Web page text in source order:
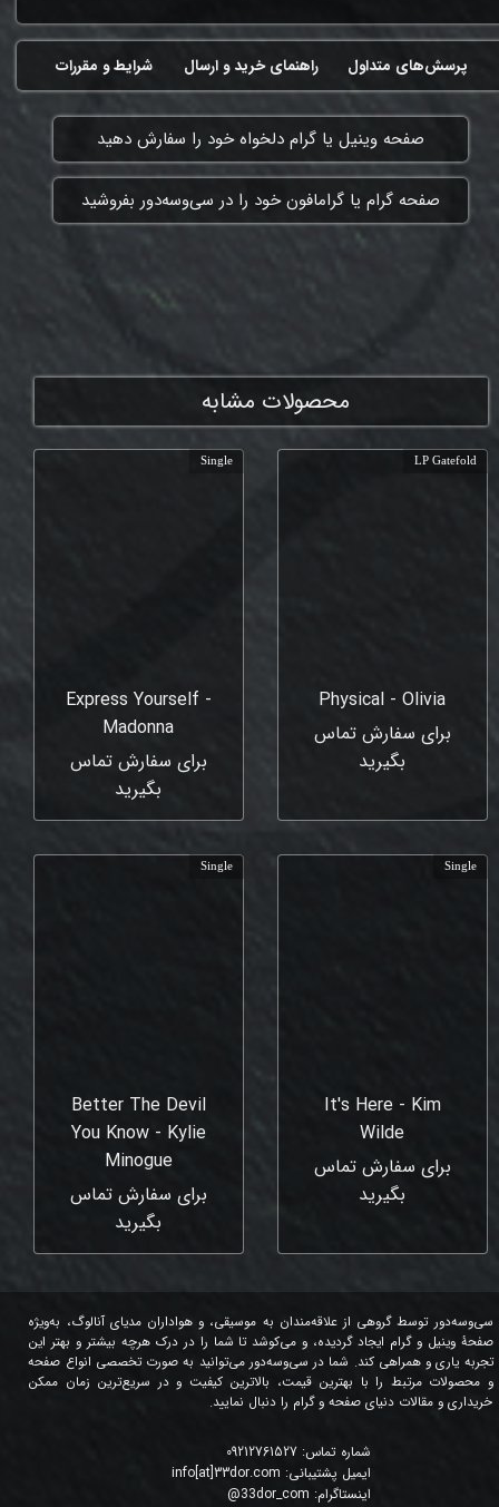
شرایط و مقررات راهنمای خرید و ارسال پرسش‌های متداول
​صفحه وینیل یا گرام دلخواه خود را سفارش دهید
​صفحه گرام یا گرامافون خود را در سی‌وسه‌دور بفروشید
محصولات مشابه
Physical - Olivia
برای سفارش تماس
بگیرید
LP Gatefold
Express Yourself -
Madonna
برای سفارش تماس
بگیرید
Single
It's Here - Kim
Wilde
برای سفارش تماس
بگیرید
Single
Better The Devil
You Know - Kylie
Minogue
برای سفارش تماس
بگیرید
Single
شماره تماس:
ایمیل پشتیبانی: info[at]33dor.com
اینستاگرام: 33dor_com
@
سی‌وسه‌دور توسط گروهی از علاقه‌مندان به موسیقی، و هواداران مدیای آنالوگ، به‌ویژه
صفحۀ وینیل و گرام ایجاد گردیده، و می‌کوشد تا شما را در درک هرچه بیشتر و بهتر این
تجربه یاری و همراهی کند. شما در سی‌وسه‌دور می‌توانید به صورت تخصصی انواع صفحه
و محصولات مرتبط را با بهترین قیمت، بالاترین کیفیت و در سریع‌ترین زمان ممکن
خریداری و مقالات دنیای صفحه و گرام را دنبال نمایید.